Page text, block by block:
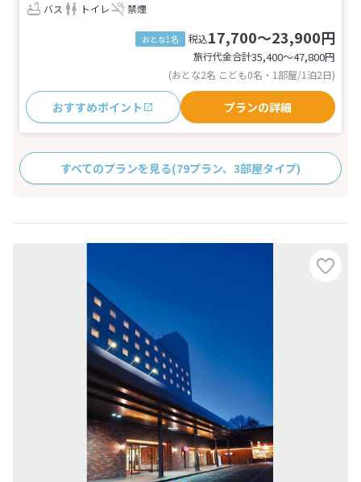
バス
トイレ 禁煙
おとな1名 税込17,700～23,900円
旅行代金合計35,400〜47,800円
(おとな2名 こども0名・1部屋/1泊2日)
おすすめポイント プランの詳細
すべてのプランを見る(79プラン、3部屋タイプ)